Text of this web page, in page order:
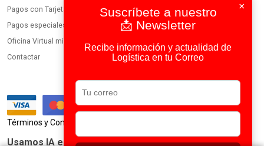
×
Suscríbete a nuestro
📩 Newsletter
Recibe información y actualidad de
Logística en tu Correo
Pagos con Tarjeta
Pagos especiales
Oficina Virtual miembros
Contactar
Términos y Condiciones
Usamos IA en todos nuestros procesos